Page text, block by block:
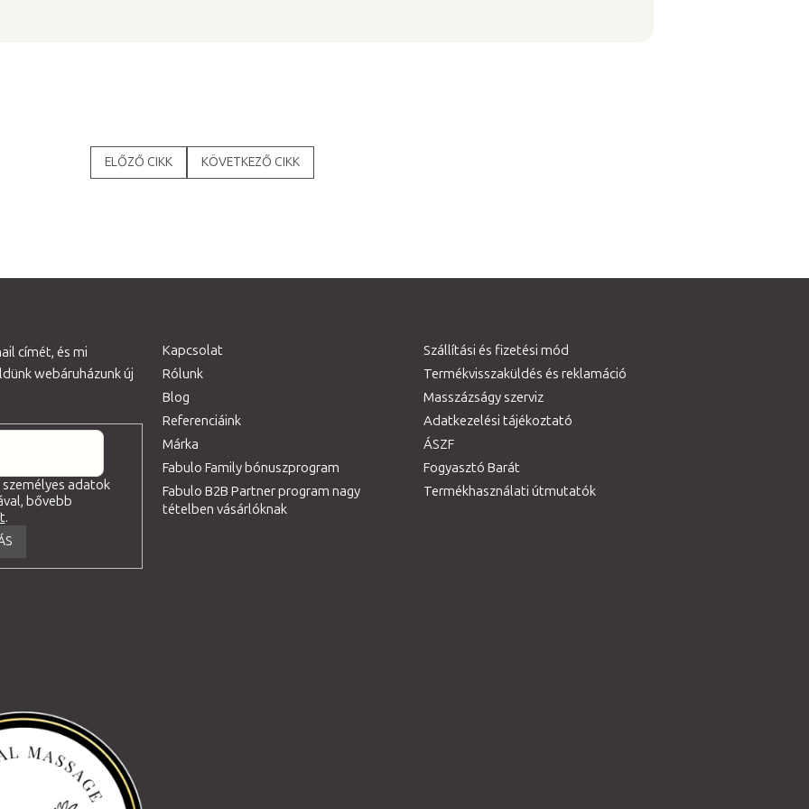
ELŐZŐ CIKK KÖVETKEZŐ CIKK
címét, és mi
webáruházunk új
adatok
bővebb
.
Kapcsolat
Rólunk
Blog
Referenciáink
Márka
Fabulo Family bónuszprogram
Fabulo B2B Partner program nagy
tételben vásárlóknak
Szállítási és fizetési mód
Termékvisszaküldés és reklamáció
Masszázságy szerviz
Adatkezelési tájékoztató
ÁSZF
Fogyasztó Barát
Termékhasználati útmutatók